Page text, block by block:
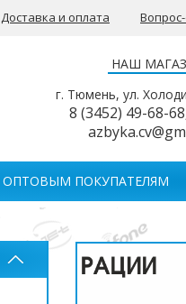
Доставка и оплата
НАШ
г. Тюмень, ул.
8 (3452) 49-68-68
ОПТОВЫМ ПОКУПАТЕЛЯМ